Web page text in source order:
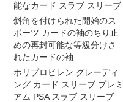
能なカード スラブ スリーブ
斜角を付けられた開始のス
ポーツ カードの袖のちり止
めの再封可能な等級分けさ
れたカードの袖
ポリプロピレン グレーディ
ング カード スリーブ プレミ
アム PSA スラブ スリーブ